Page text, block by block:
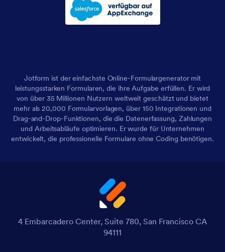
Jotform ist der einfachste Online-Formulargenerator mit
leistungsstarken Formularen, die ihre Aufgabe erfüllen. Er wird
von über 35 Millionen Nutzern weltweit geschätzt und bietet
mehr als 20,000 Formularvorlagen, über 150 Integrationen und
Drag-and-Drop-Funktionen, die die Datenerfassung, Zahlungen
und Arbeitsabläufe optimieren. Er wurde für Unternehmen
entwickelt, die professionelle Formulare ohne Coding benötigen.
4 Embarcadero Center, Suite 780, San Francisco CA
94111